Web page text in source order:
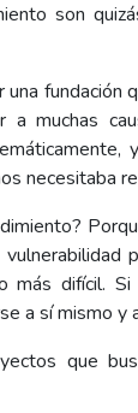
son
a muchas
necesitaba
más difícil.
a sí mismo y
que